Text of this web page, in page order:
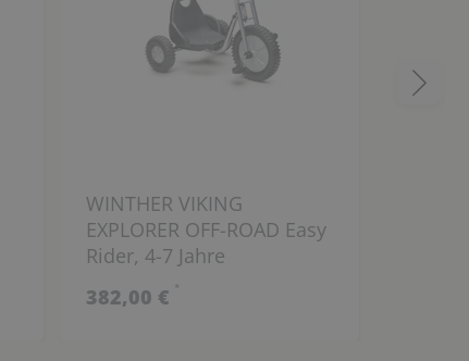
WINTHER VIKING
EXPLORER OFF-ROAD Easy
Rider, 4-7 Jahre
382,00 € *